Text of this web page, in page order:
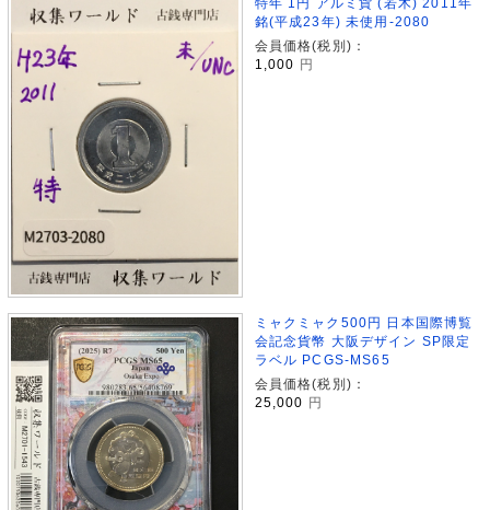
特年 1円 アルミ貨 (若木) 2011年
銘(平成23年) 未使用-2080
会員価格(税別)：
1,000
円
ミャクミャク500円 日本国際博覧
会記念貨幣 大阪デザイン SP限定
ラベル PCGS-MS65
会員価格(税別)：
25,000
円